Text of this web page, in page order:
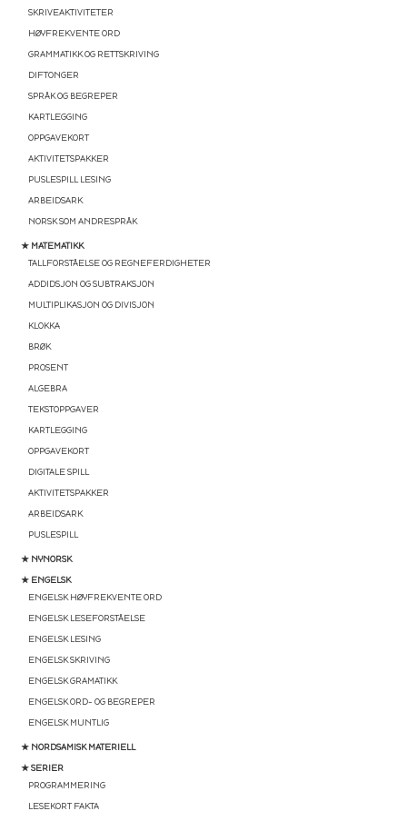
SKRIVEAKTIVITETER
HØYFREKVENTE ORD
GRAMMATIKK OG RETTSKRIVING
DIFTONGER
SPRÅK OG BEGREPER
KARTLEGGING
OPPGAVEKORT
AKTIVITETSPAKKER
PUSLESPILL LESING
ARBEIDSARK
NORSK SOM ANDRESPRÅK
★ MATEMATIKK
TALLFORSTÅELSE OG REGNEFERDIGHETER
ADDIDSJON OG SUBTRAKSJON
MULTIPLIKASJON OG DIVISJON
KLOKKA
BRØK
PROSENT
ALGEBRA
TEKSTOPPGAVER
KARTLEGGING
OPPGAVEKORT
DIGITALE SPILL
AKTIVITETSPAKKER
ARBEIDSARK
PUSLESPILL
★ NYNORSK
★ ENGELSK
ENGELSK HØYFREKVENTE ORD
ENGELSK LESEFORSTÅELSE
ENGELSK LESING
ENGELSK SKRIVING
ENGELSK GRAMATIKK
ENGELSK ORD- OG BEGREPER
ENGELSK MUNTLIG
★ NORDSAMISK MATERIELL
★ SERIER
PROGRAMMERING
LESEKORT FAKTA